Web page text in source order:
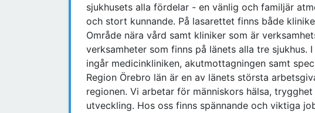
sjukhusets alla fördelar - en vänlig och familjär
och stort kunnande. På lasarettet finns både
Område nära vård samt kliniker som är
verksamheter som finns på länets alla tre sjukhus.
ingår medicinkliniken, akutmottagningen samt
Region Örebro län är en av länets största
regionen. Vi arbetar för människors hälsa,
utveckling. Hos oss finns spännande och viktiga